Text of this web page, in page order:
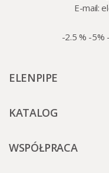
E-mail:
-2.5 % -5%
ELENPIPE
KATALOG
WSPÓŁPRACA